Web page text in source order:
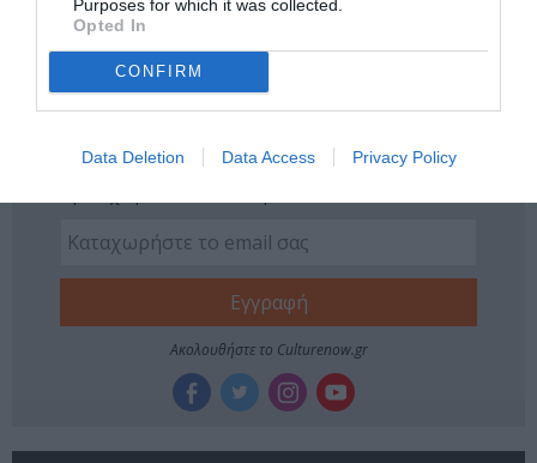
Purposes for which it was collected.
Opted In
CONFIRM
Data Deletion Data Access Privacy Policy
ΔΡΑΜΑ - ΚΟΙΝΩΝΙΚΟ - ΣΥΓΧΡΟΝΟ
ΘΕΑΤΡΙΚΕΣ ΠΑΡΑΣΤΑΣΕΙΣ 2017 - 2018
Κάθε βδομάδα στο e-mail σας τα τελευταία νέα για
Ακολουθήστε το Culturenow.gr